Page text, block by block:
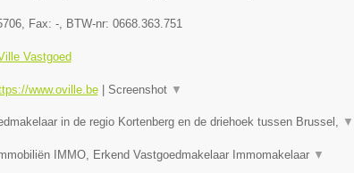
, Fax: -, BTW-nr: 0668.363.751
Vastgoed
www.oville.be| Screenshot ▼
in de regio Kortenberg en de driehoek tussen Brussel, ▼
IMMO, Erkend Vastgoedmakelaar Immomakelaar ▼